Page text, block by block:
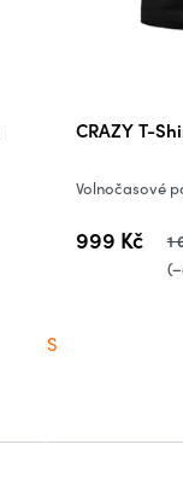
CRAZY T-
999 Kč 1
Volnočasové
S